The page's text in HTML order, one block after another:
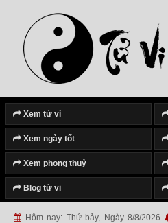
Xem tử vi
Xem ngày tốt
Xem phong thuỷ
Blog tử vi
Hôm nay: Thứ bảy, Ngày 8/8/2026